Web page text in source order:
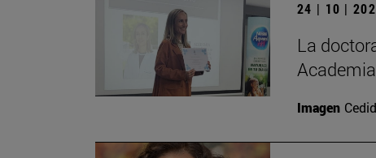
24 | 10 |
La
Imagen